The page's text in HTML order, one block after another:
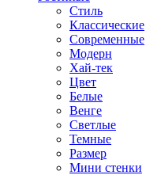
Стиль
Классические
Современные
Модерн
Хай-тек
Цвет
Белые
Венге
Светлые
Темные
Размер
Мини стенки